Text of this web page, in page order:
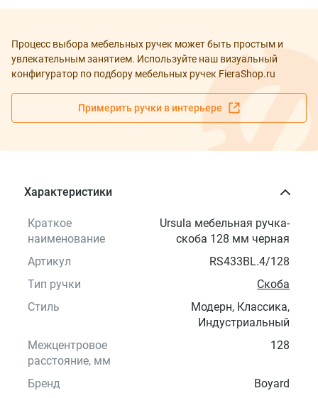
Процесс выбора мебельных ручек может быть простым и
увлекательным занятием. Используйте наш визуальный
конфигуратор по подбору мебельных ручек FieraShop.ru
Примерить ручки в интерьере
Характеристики
Краткое
наименование
Ursula мебельная ручка-
скоба 128 мм черная
Артикул
RS433BL.4/128
Тип ручки
Скоба
Стиль
Модерн, Классика,
Индустриальный
Межцентровое
расстояние, мм
128
Бренд
Boyard